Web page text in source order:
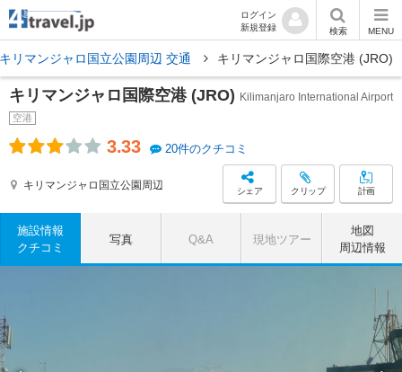
ログイン
新規登録
検索 MENU
キリマンジャロ国立公園周辺 交通 キリマンジャロ国際空港 (JRO)
キリマンジャロ国際空港 (JRO) Kilimanjaro International Airport
空港
3.33 20件のクチコミ
キリマンジャロ国立公園周辺 シェア クリップ 計画
施設情報
クチコミ
写真 Q&A 現地ツアー
地図
周辺情報